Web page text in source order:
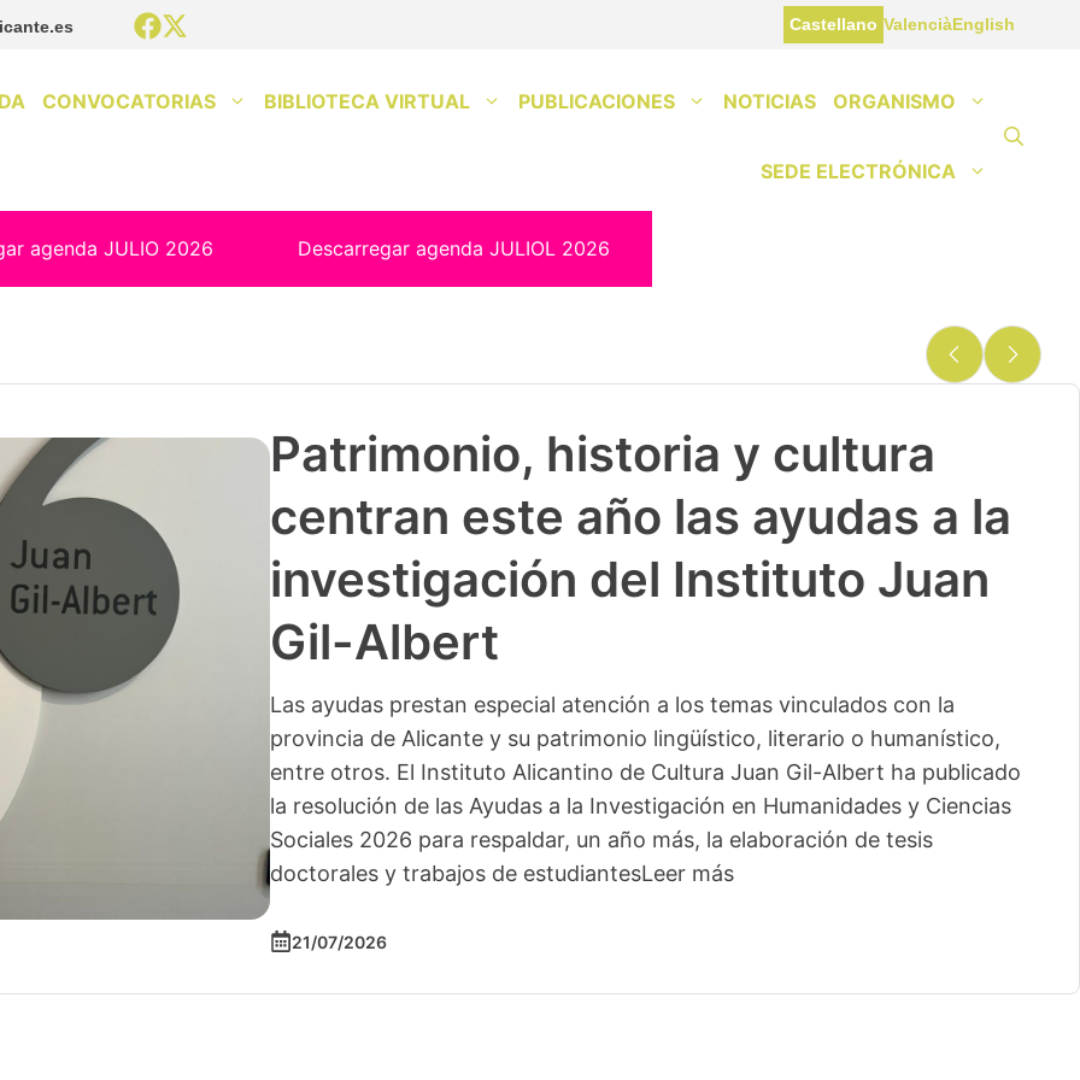
Castellano ValenciàEnglish
CONVOCATORIAS BIBLIOTECA VIRTUAL PUBLICACIONES NOTICIAS ORGANISMO
SEDE ELECTRÓNICA
agenda JULIO 2026 Descarregar agenda JULIOL 2026
Patrimonio, historia y cultura
centran este año las ayudas a la
investigación del Instituto Juan
Gil-Albert
Las ayudas prestan especial atención a los temas vinculados con la
provincia de Alicante y su patrimonio lingüístico, literario o humanístico,
entre otros. El Instituto Alicantino de Cultura Juan Gil-Albert ha publicado
la resolución de las Ayudas a la Investigación en Humanidades y Ciencias
Sociales 2026 para respaldar, un año más, la elaboración de tesis
doctorales y trabajos de estudiantesLeer más
21/07/2026